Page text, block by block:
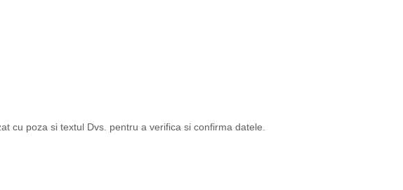
cu poza si textul Dvs. pentru a verifica si confirma datele.